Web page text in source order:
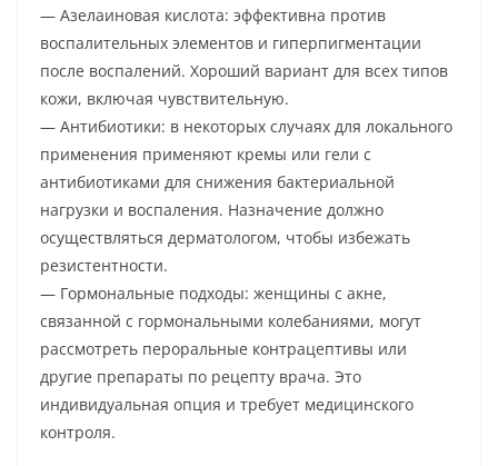
— Азелаиновая кислота: эффективна против
воспалительных элементов и гиперпигментации
после воспалений. Хороший вариант для всех типов
кожи, включая чувствительную.
— Антибиотики: в некоторых случаях для локального
применения применяют кремы или гели с
антибиотиками для снижения бактериальной
нагрузки и воспаления. Назначение должно
осуществляться дерматологом, чтобы избежать
резистентности.
— Гормональные подходы: женщины с акне,
связанной с гормональными колебаниями, могут
рассмотреть пероральные контрацептивы или
другие препараты по рецепту врача. Это
индивидуальная опция и требует медицинского
контроля.